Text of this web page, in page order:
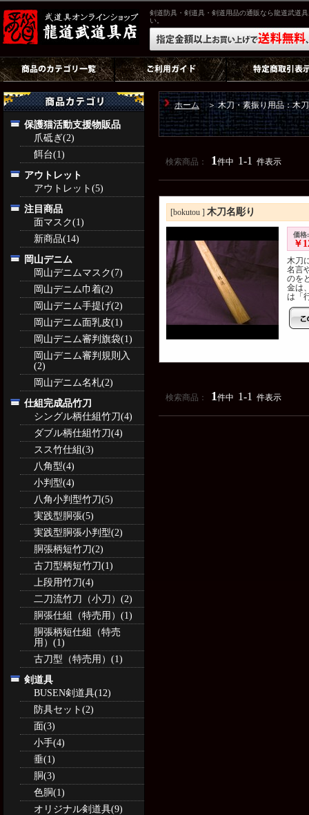
剣道防具・剣道具・剣道用品の通販なら龍道武道
い。
ホーム ＞ 木刀・素振り用品：木
検索商品： 1件中 1-1 件表示
[bokutou ] 木刀名彫り
価格:
￥
木刀
名言
のを
金は
は「
検索商品： 1件中 1-1 件表示
保護猫活動支援物販品
爪砥ぎ(2)
餌台(1)
アウトレット
アウトレット(5)
注目商品
面マスク(1)
新商品(14)
岡山デニム
岡山デニムマスク(7)
岡山デニム巾着(2)
岡山デニム手提げ(2)
岡山デニム面乳皮(1)
岡山デニム審判旗袋(1)
岡山デニム審判規則入
(2)
岡山デニム名札(2)
仕組完成品竹刀
シングル柄仕組竹刀(4)
ダブル柄仕組竹刀(4)
スス竹仕組(3)
八角型(4)
小判型(4)
八角小判型竹刀(5)
実践型胴張(5)
実践型胴張小判型(2)
胴張柄短竹刀(2)
古刀型柄短竹刀(1)
上段用竹刀(4)
二刀流竹刀（小刀）(2)
胴張仕組（特売用）(1)
胴張柄短仕組（特売
用）(1)
古刀型（特売用）(1)
剣道具
BUSEN剣道具(12)
防具セット(2)
面(3)
小手(4)
垂(1)
胴(3)
色胴(1)
オリジナル剣道具(9)